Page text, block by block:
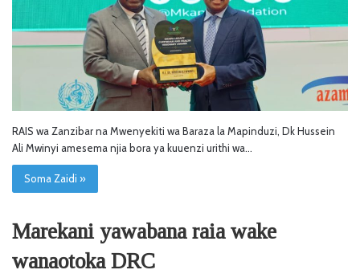
RAIS wa Zanzibar na Mwenyekiti wa Baraza la Mapinduzi, Dk Hussein
Ali Mwinyi amesema njia bora ya kuuenzi urithi wa…
Soma Zaidi »
Marekani yawabana raia wake
wanaotoka DRC